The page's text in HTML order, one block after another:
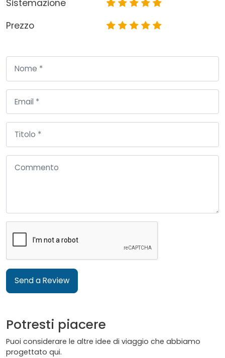
Sistemazione
Prezzo
Send a Review
Potresti piacere
Puoi considerare le altre idee di viaggio che abbiamo
progettato qui.